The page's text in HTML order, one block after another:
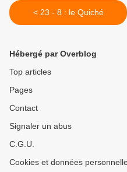
< 23 - 8 : le Quiché
Hébergé par Overblog
Top articles
Pages
Contact
Signaler un abus
C.G.U.
Cookies et données